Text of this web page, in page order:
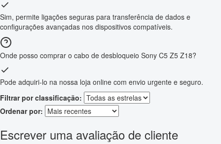
Sim, permite ligações seguras para transferência de dados e
configurações avançadas nos dispositivos compatíveis.
Onde posso comprar o cabo de desbloqueio Sony C5 Z5 Z18?
Pode adquiri-lo na nossa loja online com envio urgente e seguro.
Filtrar por classificação:
Ordenar por:
Escrever uma avaliação de cliente